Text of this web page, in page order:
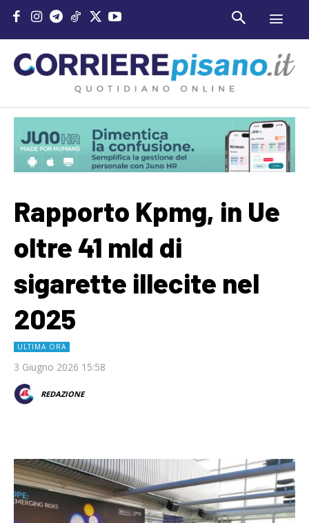
Rapporto Kpmg, in Ue
oltre 41 mld di
sigarette illecite nel
2025
ULTIMA ORA
3 Giugno 2026 15:58
REDAZIONE